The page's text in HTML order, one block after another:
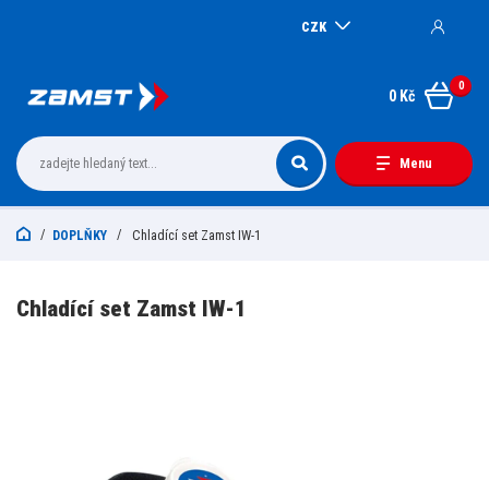
Menu
CZK
0
0 Kč
DOPLŇKY Chladící set Zamst IW-1
Chladící set Zamst IW-1